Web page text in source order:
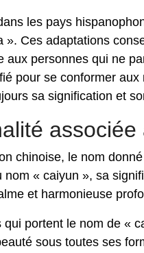
les pays
». Ces adaptations
aux personnes qui ne
pour se conformer
sa signification et
chinoise, le nom
nom « caiyun », sa
et harmonieuse
qui portent le nom de «
sous toutes ses